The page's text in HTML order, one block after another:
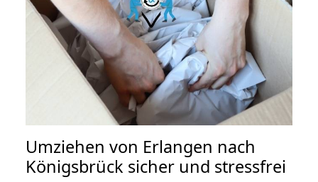
Umziehen von Erlangen nach
Königsbrück sicher und stressfrei